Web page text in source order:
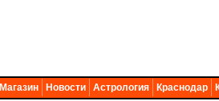
Магазин Новости Астрология Краснодар